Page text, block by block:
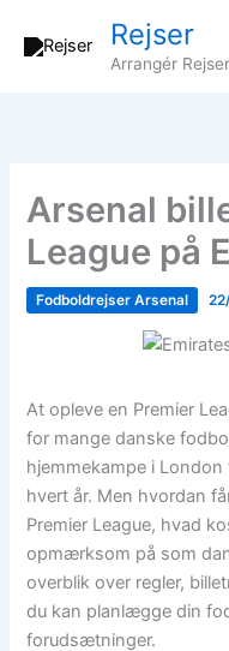
Rejser
Arrangér Rejser
Arsenal
League på
Fodboldrejser Arsenal
At opleve en Premier
for mange danske
hjemmekampe i
hvert år. Men hvordan
Premier League, hvad
opmærksom på som
overblik over regler,
du kan planlægge din
forudsætninger.